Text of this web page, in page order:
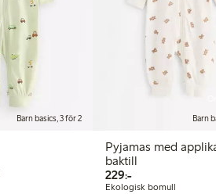
Barn basics, 3 för 2
Barn
Pyjamas med
baktill
229:-229,00 kr
Ekologisk bomull